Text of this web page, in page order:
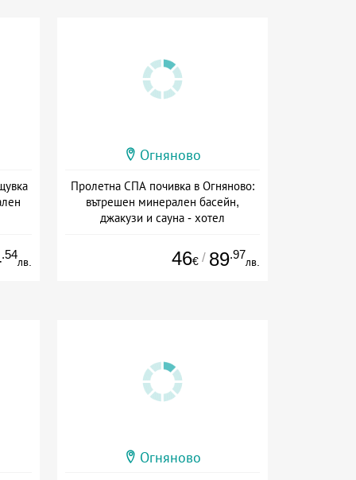
.54
лв.
Огняново
Пролетна СПА почивка в Огняново:
вътрешен минерален басейн,
джакузи и сауна - хотел
Дата: 01.07 - 31.08 + полупансион
46€ / 89.97
лв.
Огняново